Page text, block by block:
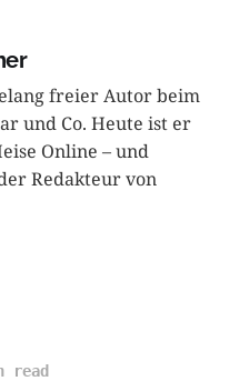
freier Autor beim
und Co. Heute ist er
Online – und
Redakteur von
read